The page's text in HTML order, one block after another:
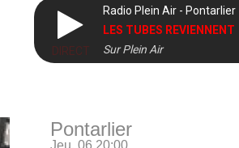
DIRECT
Radio Plein Air - Pontarlier
LES TUBES REVIENNENT
Sur Plein Air
Pontarlier
Jeu, 06 20:00